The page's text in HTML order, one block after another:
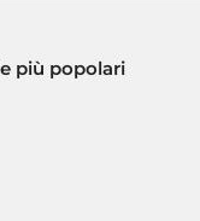
più popolari